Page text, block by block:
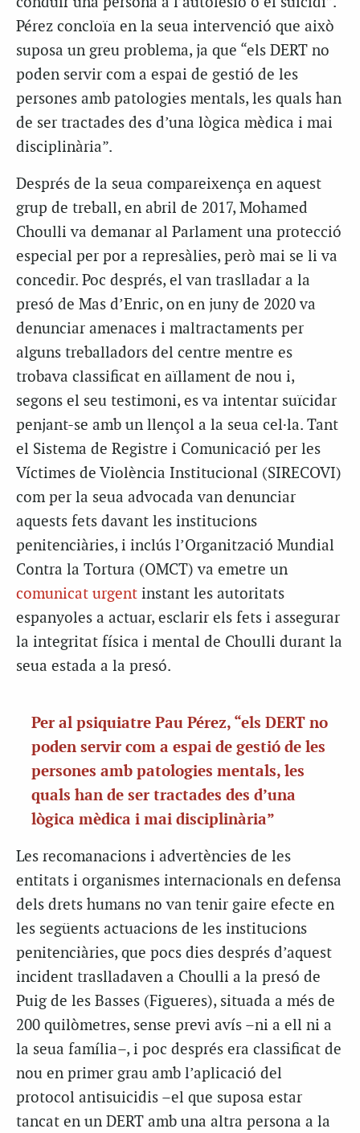
Pérez concloïa en la seua intervenció que això
suposa un greu problema, ja que “els DERT no
poden servir com a espai de gestió de les
persones amb patologies mentals, les quals han
de ser tractades des d’una lògica mèdica i mai
disciplinària”.
Després de la seua compareixença en aquest
grup de treball, en abril de 2017, Mohamed
Choulli va demanar al Parlament una protecció
especial per por a represàlies, però mai se li va
concedir. Poc després, el van traslladar a la
presó de Mas d’Enric, on en juny de 2020 va
denunciar amenaces i maltractaments per
alguns treballadors del centre mentre es
trobava classificat en aïllament de nou i,
segons el seu testimoni, es va intentar suïcidar
penjant-se amb un llençol a la seua cel·la. Tant
el Sistema de Registre i Comunicació per les
Víctimes de Violència Institucional (SIRECOVI)
com per la seua advocada van denunciar
aquests fets davant les institucions
penitenciàries, i inclús l’Organització Mundial
Contra la Tortura (OMCT) va emetre un
comunicat urgent instant les autoritats
espanyoles a actuar, esclarir els fets i assegurar
la integritat física i mental de Choulli durant la
seua estada a la presó.
Per al psiquiatre Pau Pérez, “els DERT no
poden servir com a espai de gestió de les
persones amb patologies mentals, les
quals han de ser tractades des d’una
lògica mèdica i mai disciplinària”
Les recomanacions i advertències de les
entitats i organismes internacionals en defensa
dels drets humans no van tenir gaire efecte en
les següents actuacions de les institucions
penitenciàries, que pocs dies després d’aquest
incident traslladaven a Choulli a la presó de
Puig de les Basses (Figueres), situada a més de
200 quilòmetres, sense previ avís –ni a ell ni a
la seua família–, i poc després era classificat de
nou en primer grau amb l’aplicació del
protocol antisuicidis –el que suposa estar
tancat en un DERT amb una altra persona a la